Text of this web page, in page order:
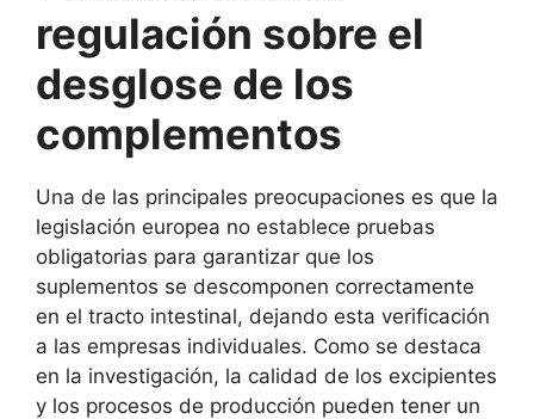
regulación sobre el
desglose de los
complementos
Una de las principales preocupaciones es que la
legislación europea no establece pruebas
obligatorias para garantizar que los
suplementos se descomponen correctamente
en el tracto intestinal, dejando esta verificación
a las empresas individuales. Como se destaca
en la investigación, la calidad de los excipientes
y los procesos de producción pueden tener un